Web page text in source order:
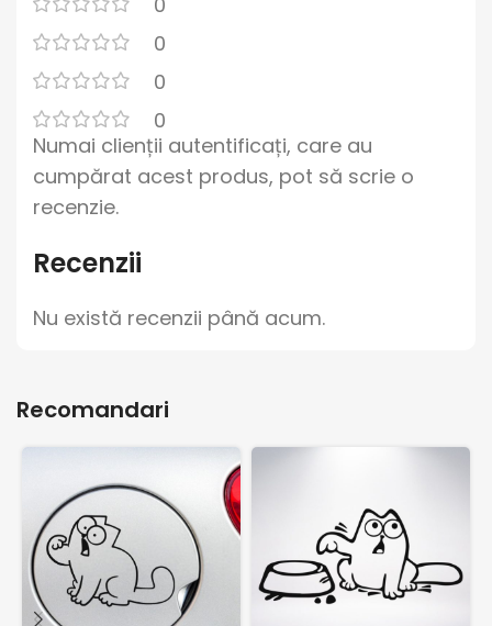
0
0
0
Recenzii
Nu există recenzii până acum.
Numai clienții autentificați, care au
cumpărat acest produs, pot să scrie o
recenzie.
Recomandari